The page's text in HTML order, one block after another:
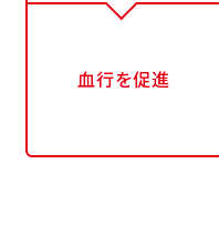
血行を促進